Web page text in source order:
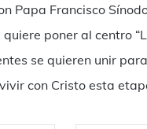
Papa Francisco
poner al centro
se quieren unir
con Cristo esta